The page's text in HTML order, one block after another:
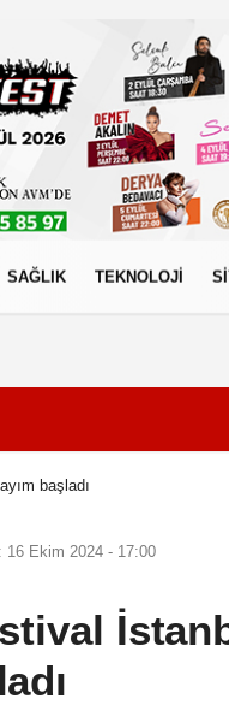
SAĞLIK TEKNOLOJİ
başladı
16 Ekim 2024 - 17:00